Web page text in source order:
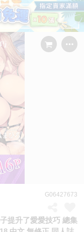
G06427673
提升了愛愛技巧 總集